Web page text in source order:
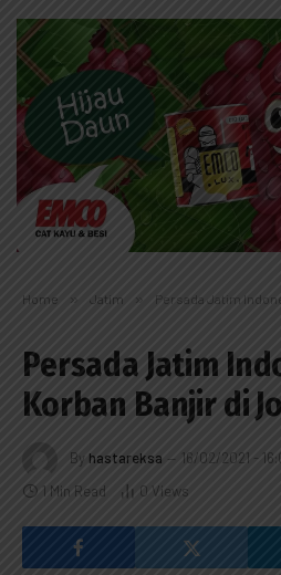
Home » Jatim » Persada Jatim
Persada Jatim
Korban Banjir di
By hastareksa 16/02/2021 -
1 Min Read 0 Views